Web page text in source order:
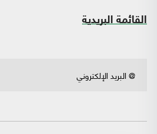
القائمة البريدية